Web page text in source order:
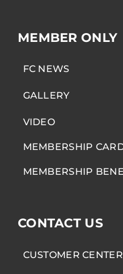
MEMBER ONLY
FC NEWS
GALLERY
VIDEO
MEMBERSHIP
MEMBERSHIP
CONTACT US
CUSTOMER CENTER